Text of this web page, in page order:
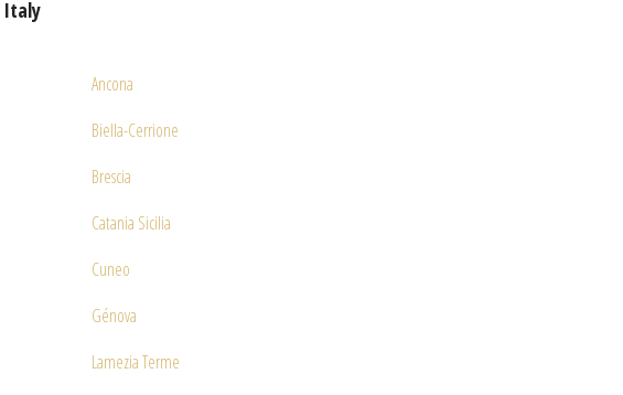
Italy
Ancona
Biella-Cerrione
Brescia
Catania Sicilia
Cuneo
Génova
Lamezia Terme